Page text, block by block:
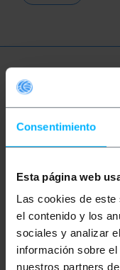
Consentimiento
Esta página web
Las cookies de
el contenido y los
sociales y analizar
información sobre
nuestros partners
Ulteriori
Descrizione
Cavo stampante
tra una
dispositivo in
comoda ed
dispositivi
Prodotto da
0005-BK.